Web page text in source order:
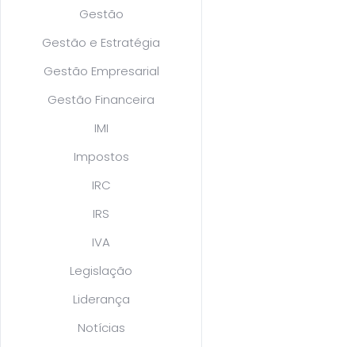
Gestão
Gestão e Estratégia
Gestão Empresarial
Gestão Financeira
IMI
Impostos
IRC
IRS
IVA
Legislação
Liderança
Notícias